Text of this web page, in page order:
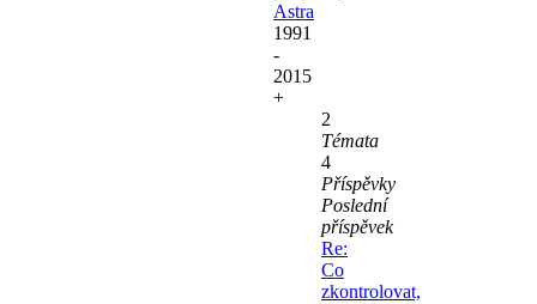
Astra
1991
-
2015
+
2
Témata
4
Příspěvky
Poslední
příspěvek
Re:
Co
zkontrolovat,